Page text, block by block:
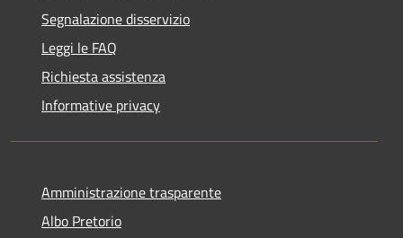
Segnalazione disservizio
Leggi le FAQ
Richiesta assistenza
Informative privacy
Amministrazione trasparente
Albo Pretorio